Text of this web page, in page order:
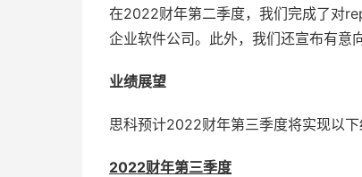
在2022财年第二季度，我们完成了对
企业软件公司。此外，我们还宣布有意
业绩展望
思科预计2022财年第三季度将实现以下
2022财年第三季度